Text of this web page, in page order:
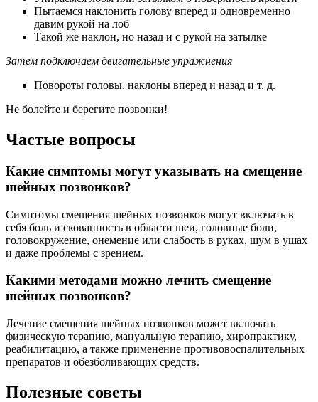
Пытаемся наклонить голову вперед и одновременно
давим рукой на лоб
Такой же наклон, но назад и с рукой на затылке
Затем подключаем двигательные упражнения
Повороты головы, наклоны вперед и назад и т. д.
Не болейте и берегите позвонки!
Частые вопросы
Какие симптомы могут указывать на смещение
шейных позвонков?
Симптомы смещения шейных позвонков могут включать в
себя боль и скованность в области шеи, головные боли,
головокружение, онемение или слабость в руках, шум в ушах
и даже проблемы с зрением.
Какими методами можно лечить смещение
шейных позвонков?
Лечение смещения шейных позвонков может включать
физическую терапию, мануальную терапию, хиропрактику,
реабилитацию, а также применение противовоспалительных
препаратов и обезболивающих средств.
Полезные советы